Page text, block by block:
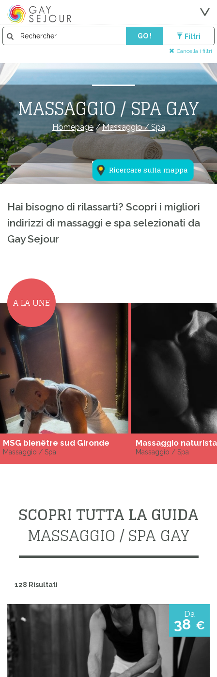
GO ! Filtri
Cancella i filtri
Ricercare sulla mappa
MASSAGGIO / SPA GAY
Homepage/Massaggio / Spa
Hai bisogno di rilassarti? Scopri i migliori
indirizzi di massaggi e spa selezionati da
Gay Sejour
A LA UNE
MSG bienêtre sud Gironde
Massaggio / Spa
Massaggio naturista
Massaggio / Spa
SCOPRI TUTTA LA GUIDA
MASSAGGIO / SPA GAY
128 Risultati
Da
38 €